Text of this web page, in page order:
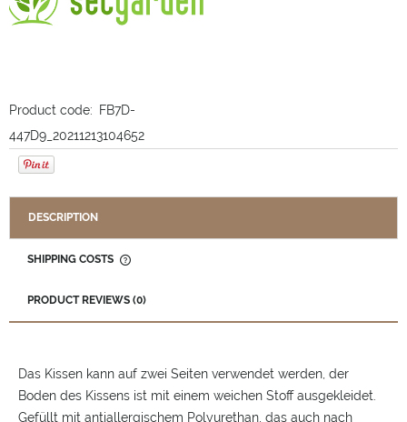
Product code:
FB7D-
447D9_20211213104652
DESCRIPTION
SHIPPING COSTS
PRODUCT REVIEWS (0)
Das Kissen kann auf zwei Seiten verwendet werden, der
Boden des Kissens ist mit einem weichen Stoff ausgekleidet.
Gefüllt mit antiallergischem Polyurethan, das auch nach